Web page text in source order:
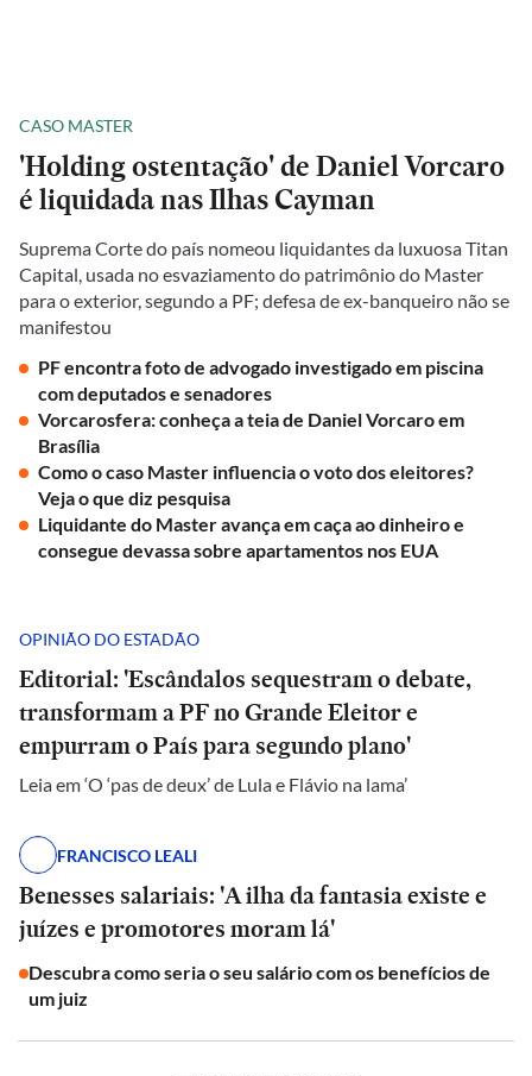
CASO MASTER
'Holding ostentação' de Daniel Vorcaro
é liquidada nas Ilhas Cayman
Suprema Corte do país nomeou liquidantes da luxuosa Titan
Capital, usada no esvaziamento do patrimônio do Master
para o exterior, segundo a PF; defesa de ex-banqueiro não se
manifestou
PF encontra foto de advogado investigado em piscina
com deputados e senadores
Vorcarosfera: conheça a teia de Daniel Vorcaro em
Brasília
Como o caso Master influencia o voto dos eleitores?
Veja o que diz pesquisa
Liquidante do Master avança em caça ao dinheiro e
consegue devassa sobre apartamentos nos EUA
OPINIÃO DO ESTADÃO
Editorial: 'Escândalos sequestram o debate,
transformam a PF no Grande Eleitor e
empurram o País para segundo plano'
Leia em ‘O ‘pas de deux’ de Lula e Flávio na lama’
FRANCISCO LEALI
Benesses salariais: 'A ilha da fantasia existe e
juízes e promotores moram lá'
Descubra como seria o seu salário com os benefícios de
um juiz